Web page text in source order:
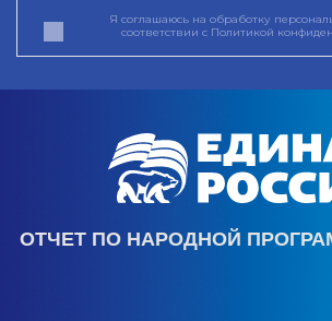
Я соглашаюсь на обработку
соответствии с Политикой
ОТЧЕТ ПО НАРОДНОЙ